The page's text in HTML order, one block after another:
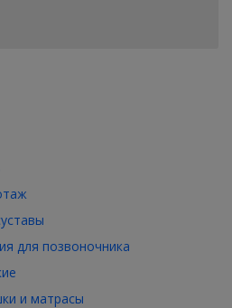
для позвоночника
и матрасы